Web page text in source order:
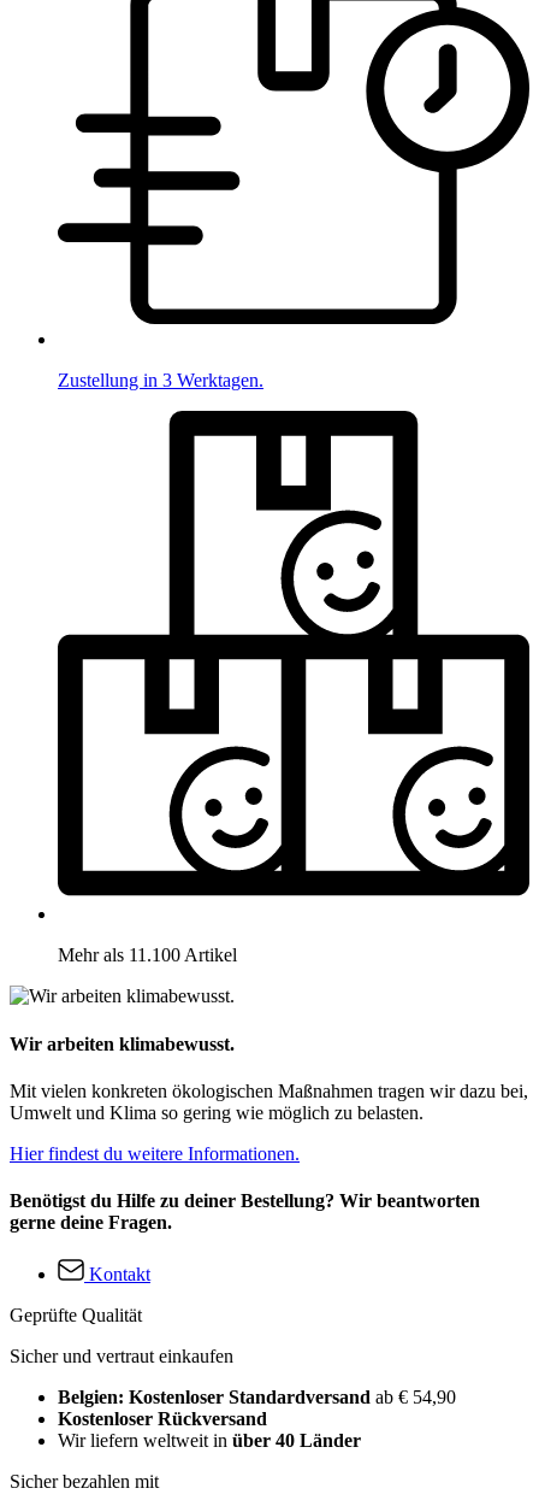
Zustellung in 3 Werktagen.
Mehr als 11.100 Artikel
Wir arbeiten klimabewusst.
Mit vielen konkreten ökologischen Maßnahmen tragen wir dazu bei,
Umwelt und Klima so gering wie möglich zu belasten.
Hier findest du weitere Informationen.
Benötigst du Hilfe zu deiner Bestellung? Wir beantworten
gerne deine Fragen.
Kontakt
Geprüfte Qualität
Sicher und vertraut einkaufen
Belgien: Kostenloser Standardversand ab € 54,90
Kostenloser Rückversand
Wir liefern weltweit in über 40 Länder
Sicher bezahlen mit